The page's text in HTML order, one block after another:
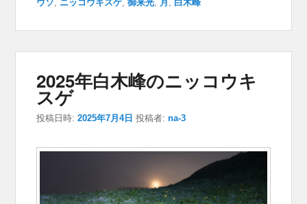
ウソ, ニッコウキスゲ,御来光, 月 , 白木峰
2025年白木峰のニッコウキ
スゲ
投稿日時:2025年7月4日 投稿者:na-3